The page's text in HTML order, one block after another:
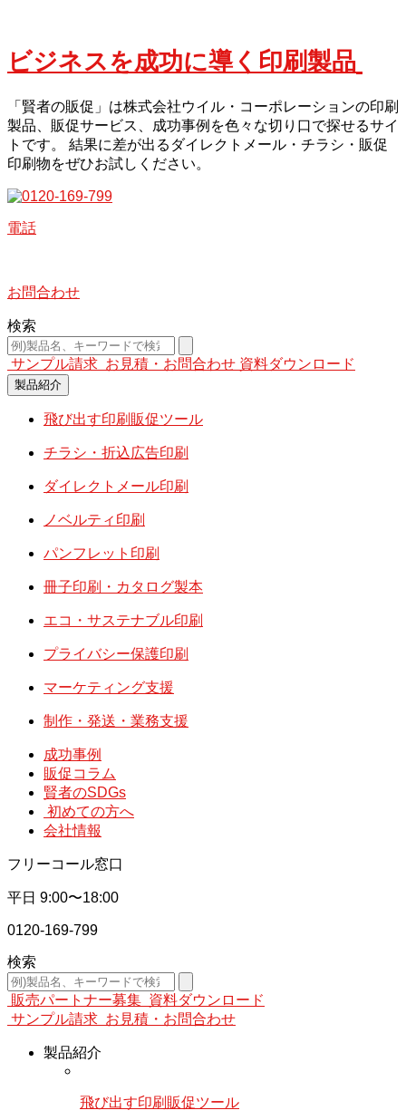
ビジネスを成功に導く印刷製品
「賢者の販促」は株式会社ウイル・コーポレーションの印刷
製品、販促サービス、成功事例を色々な切り口で探せるサイ
トです。 結果に差が出るダイレクトメール・チラシ・販促
印刷物をぜひお試しください。
電話
お問合わせ
検索
サンプル請求 お見積・お問合わせ 資料ダウンロード
製品紹介
飛び出す印刷販促ツール
チラシ・折込広告印刷
ダイレクトメール印刷
ノベルティ印刷
パンフレット印刷
冊子印刷・カタログ製本
エコ・サステナブル印刷
プライバシー保護印刷
マーケティング支援
制作・発送・業務支援
成功事例
販促コラム
賢者のSDGs
初めての方へ
会社情報
フリーコール窓口
平日 9:00〜18:00
0120-169-799
検索
販売パートナー募集 資料ダウンロード
サンプル請求 お見積・お問合わせ
製品紹介
飛び出す印刷販促ツール